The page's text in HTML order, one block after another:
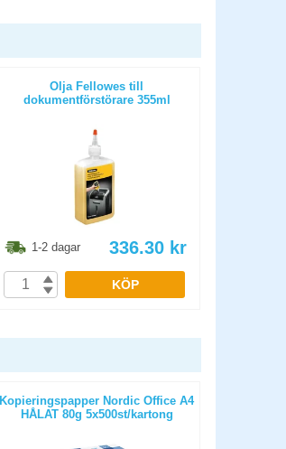
Olja Fellowes till
dokumentförstörare 355ml
1-2 dagar 336.30 kr
KÖP
Kopieringspapper Nordic Office A4
HÅLAT 80g 5x500st/kartong